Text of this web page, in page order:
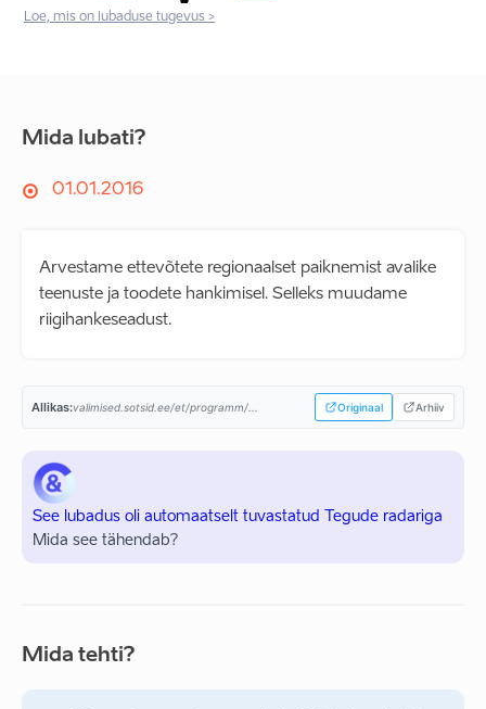
Loe, mis on lubaduse tugevus >
Mida lubati?
01.01.2016
Arvestame ettevõtete regionaalset paiknemist avalike
teenuste ja toodete hankimisel. Selleks muudame
riigihankeseadust.
Allikas:valimised.sotsid.ee/et/programm/... Originaal Arhiiv
See lubadus oli automaatselt tuvastatud Tegude radariga
Mida see tähendab?
Mida tehti?